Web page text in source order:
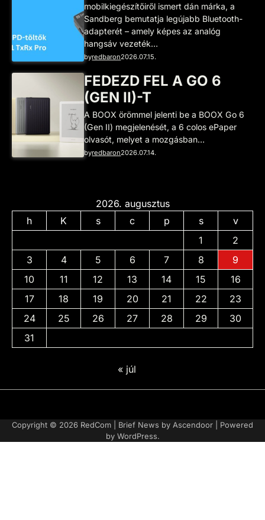
mobilkiegészítőiről ismert dán márka, a
Sandberg bemutatja legújabb Bluetooth-
adapterét – amely képes az analóg
hangsáv vezeték…
byredbaron2026.07.15.
FEDEZD FEL A GO 6
(GEN II)-T
A BOOX örömmel jelenti be a BOOX Go 6
(Gen II) megjelenését, a 6 colos ePaper
olvasót, melyet a mozgásban…
byredbaron2026.07.14.
2026. augusztus
h
K s c p s
v
1
2
3
4 5 6 7 8
9
10
11 12 13 14 15
16
17
18 19 20 21 22
23
24
25 26 27 28 29
30
31
« júl
irányelvek
Copyright © 2026 RedCom | Brief News by Ascendoor | Powered
by WordPress.